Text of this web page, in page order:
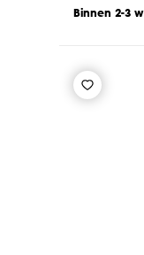
Binnen 2-3